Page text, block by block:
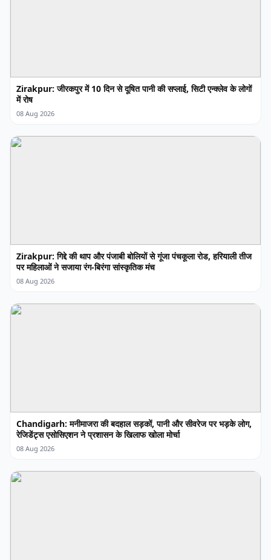
Zirakpur: जीरकपुर में 10 दिन से दूषित पानी की सप्लाई, सिटी एन्क्लेव के लोगों
में रोष
08 Aug 2026
Zirakpur: गिद्दे की थाप और पंजाबी बोलियों से गूंजा पंचकूला रोड, हरियाली तीज
पर महिलाओं ने सजाया रंग-बिरंगा सांस्कृतिक मंच
08 Aug 2026
Chandigarh: मनीमाजरा की बदहाल सड़कों, पानी और सीवरेज पर भड़के लोग,
रेजिडेंट्स एसोसिएशन ने प्रशासन के खिलाफ खोला मोर्चा
08 Aug 2026